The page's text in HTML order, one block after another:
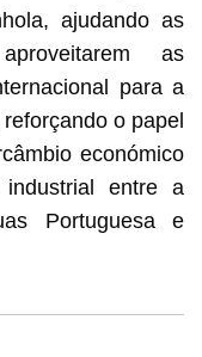
ajudando as
as
para a
o papel
económico
entre a
Portuguesa e